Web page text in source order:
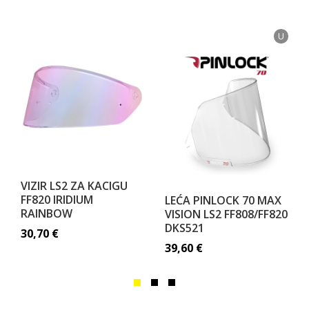
VIZIR LS2 ZA KACIGU
FF820 IRIDIUM
RAINBOW
30,70 €
U
LEĆA PINLOCK 70 MAX
VISION LS2 FF808/FF820
DKS521
39,60 €